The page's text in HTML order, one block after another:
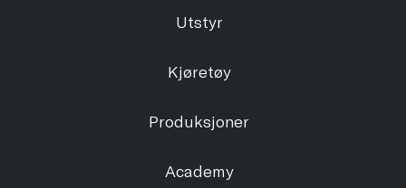
Utstyr
Kjøretøy
Produksjoner
Academy